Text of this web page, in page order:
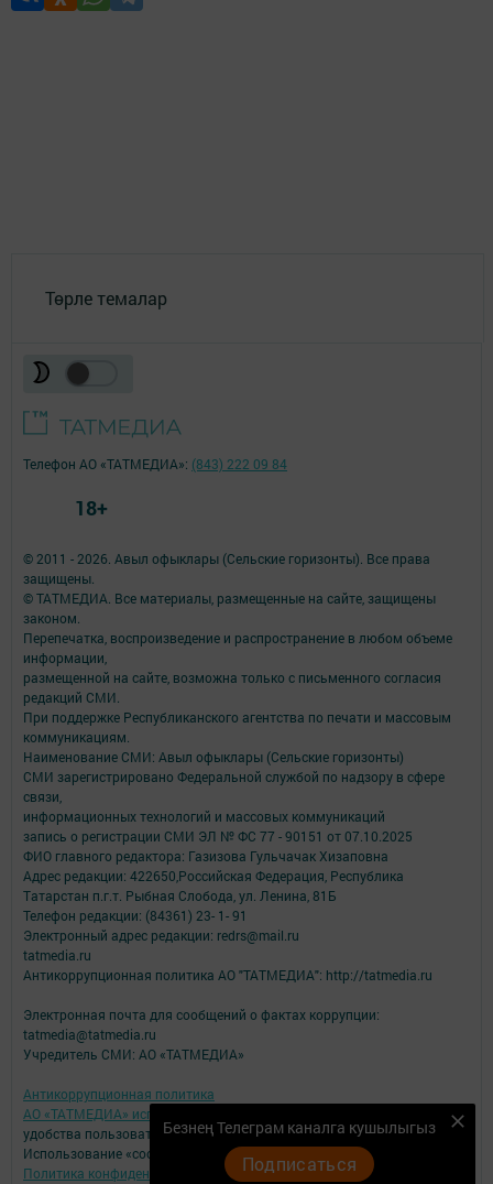
Төрле темалар
Безнең Телеграм каналга кушылыгыз
Подписаться
© 2011 - 2026. Авыл офыклары (Сельские горизонты). Все права
защищены.
© ТАТМЕДИА. Все материалы, размещенные на сайте, защищены
законом.
Перепечатка, воспроизведение и распространение в любом объеме
информации,
размещенной на сайте, возможна только с письменного согласия
редакций СМИ.
При поддержке Республиканского агентства по печати и массовым
коммуникациям.
Наименование СМИ: Авыл офыклары (Сельские горизонты)
СМИ зарегистрировано Федеральной службой по надзору в сфере
связи,
информационных технологий и массовых коммуникаций
запись о регистрации СМИ ЭЛ № ФС 77 - 90151 от 07.10.2025
ФИО главного редактора: Газизова Гульчачак Хизаповна
Адрес редакции: 422650,Российская Федерация, Республика
Татарстан п.г.т. Рыбная Слобода, ул. Ленина, 81Б
Телефон редакции: (84361) 23- 1- 91
Электронный адрес редакции: redrs@mail.ru
tatmedia.ru
Антикоррупционная политика АО "ТАТМЕДИА": http://tatmedia.ru
Электронная почта для сообщений о фактах коррупции:
tatmedia@tatmedia.ru
Учредитель СМИ: АО «ТАТМЕДИА»
Антикоррупционная политика
АО «ТАТМЕДИА» использует «cookie»
для персонализации сервисов и
удобства пользователей сайтом.
Использование «cookie» можно отменить в настройках браузера.
Политика конфиденциальности
Телефон АО «ТАТМЕДИА»: (843) 222 09 84
18+